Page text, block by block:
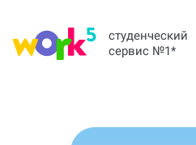
студенческий
сервис №1*